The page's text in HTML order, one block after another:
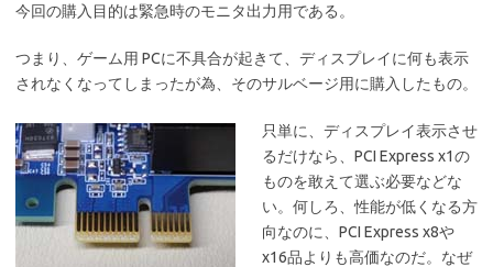
今回の購入目的は緊急時のモニタ出力用である。
つまり、ゲーム用 PCに不具合が起きて、ディスプレイに何も表示
されなくなってしまったが為、そのサルベージ用に購入したもの。
只単に、ディスプレイ表示させ
るだけなら、PCI Express x1の
ものを敢えて選ぶ必要などな
い。何しろ、性能が低くなる方
向なのに、PCI Express x8や
x16品よりも高価なのだ。なぜ